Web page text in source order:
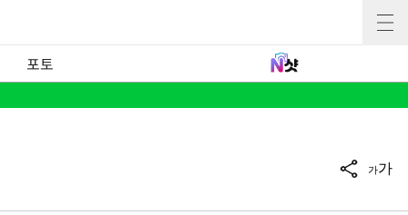
포토
가가